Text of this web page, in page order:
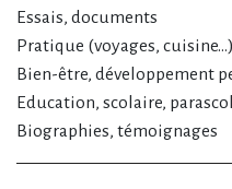
Essais, documents
Pratique (voyages, cuisine…)
Bien-être, développement
Education, scolaire,
Biographies, témoignages